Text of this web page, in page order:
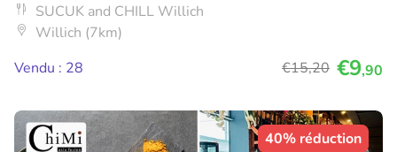
SUCUK and CHILL Willich
Willich (7km)
Vendu : 28
€15,20 €9,90
40% réduction